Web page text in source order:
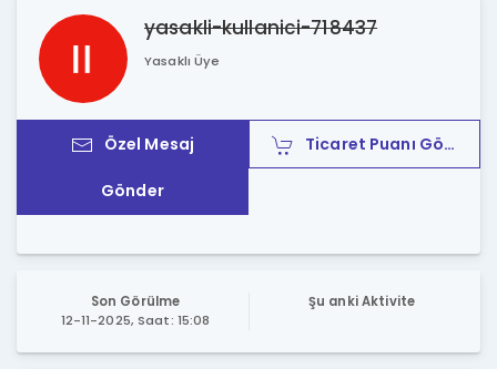
yasakli-kullanici-718437
Yasaklı Üye
Özel Mesaj
Gönder
Ticaret Puanı Gönder
Son Görülme
12-11-2025, Saat: 15:08
Şu anki Aktivite